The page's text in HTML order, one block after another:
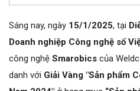
Sáng nay, ngày 15/1/2025, tại
Doanh nghiệp Công nghệ số
công nghệ Smarobics của
danh với Giải Vàng "Sản phẩm